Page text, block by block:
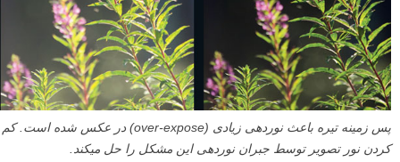
پس زمینه تیره باعث نوردهی زیادی (over-expose) در عکس شده است. کم
کردن نور تصویر توسط جبران نوردهی این مشکل را حل می­کند.